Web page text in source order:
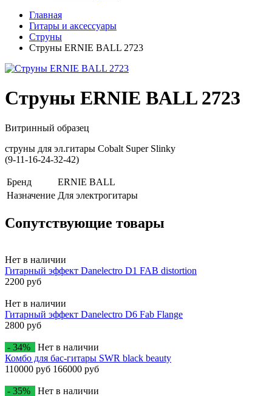
Главная
Гитары и аксессуары
Струны
Струны ERNIE BALL 2723
Струны ERNIE BALL 2723
Витринный образец
струны для эл.гитары Cobalt Super Slinky
(9-11-16-24-32-42)
Бренд
ERNIE BALL
Назначение Для электрогитары
Сопутствующие товары
Нет в наличии
Гитарный эффект Danelectro D1 FAB distortion
2200 руб
Нет в наличии
Гитарный эффект Danelectro D6 Fab Flange
2800 руб
- 34%
Нет в наличии
Комбо для бас-гитары SWR black beauty
110000 руб 166000 руб
- 35% Нет в наличии